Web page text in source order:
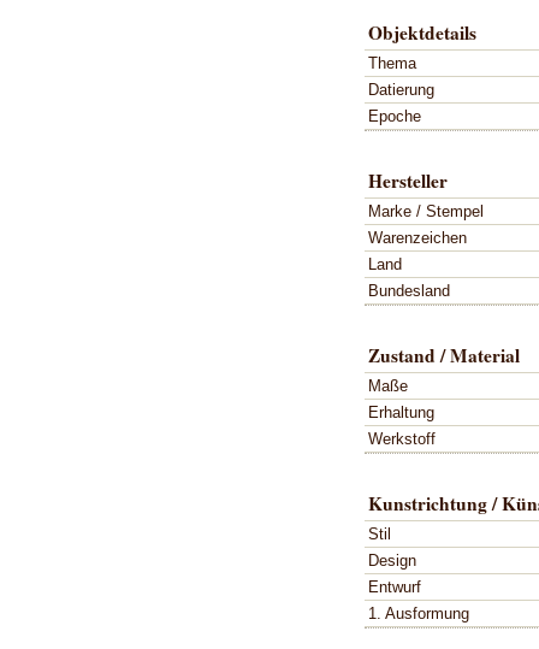
Objektdetails
Thema
Datierung
Epoche
Hersteller
Marke / Stempel
Warenzeichen
Land
Bundesland
Zustand / Material
Maße
Erhaltung
Werkstoff
Kunstrichtung /
Stil
Design
Entwurf
1. Ausformung